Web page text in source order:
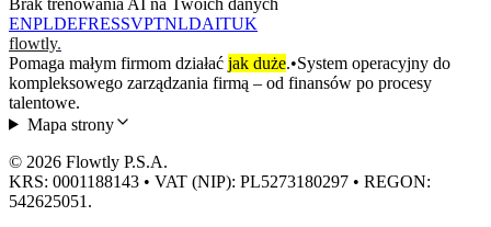
ENPLDEFRESSVPTNLDAITUK
flowtly.
Pomaga małym firmom działać jak duże.•System operacyjny do
kompleksowego zarządzania firmą – od finansów po procesy
talentowe.
Mapa strony
© 2026 Flowtly P.S.A.
KRS: 0001188143 • VAT (NIP): PL5273180297 • REGON:
542625051.